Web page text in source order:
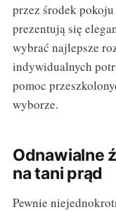
przez środek
prezentują się
wybrać najlepsze
indywidualnych
pomoc
wyborze.
Odnawialne
na tani prąd
Pewnie